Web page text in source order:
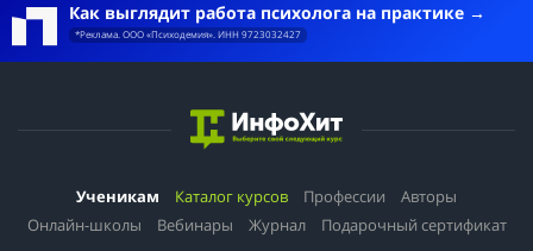
Как выглядит работа психолога на практике
*Реклама. ООО «Психодемия». ИНН 9723032427
Ученикам Каталог курсов Профессии
Авторы
Онлайн-школы
Вебинары Журнал Подарочный сертификат